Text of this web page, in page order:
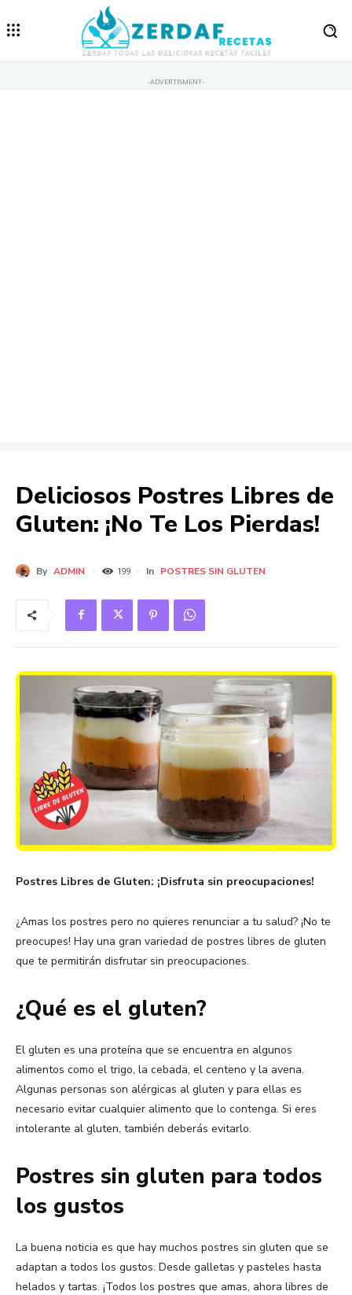
-ADVERTISMENT-
Deliciosos Postres Libres de
Gluten: ¡No Te Los Pierdas!
By ADMIN 199 In POSTRES SIN GLUTEN
Postres Libres de Gluten: ¡Disfruta sin preocupaciones!
¿Amas los postres pero no quieres renunciar a tu salud? ¡No te
preocupes! Hay una gran variedad de postres libres de gluten
que te permitirán disfrutar sin preocupaciones.
¿Qué es el gluten?
El gluten es una proteína que se encuentra en algunos
alimentos como el trigo, la cebada, el centeno y la avena.
Algunas personas son alérgicas al gluten y para ellas es
necesario evitar cualquier alimento que lo contenga. Si eres
intolerante al gluten, también deberás evitarlo.
Postres sin gluten para todos
los gustos
La buena noticia es que hay muchos postres sin gluten que se
adaptan a todos los gustos. Desde galletas y pasteles hasta
helados y tartas. ¡Todos los postres que amas, ahora libres de